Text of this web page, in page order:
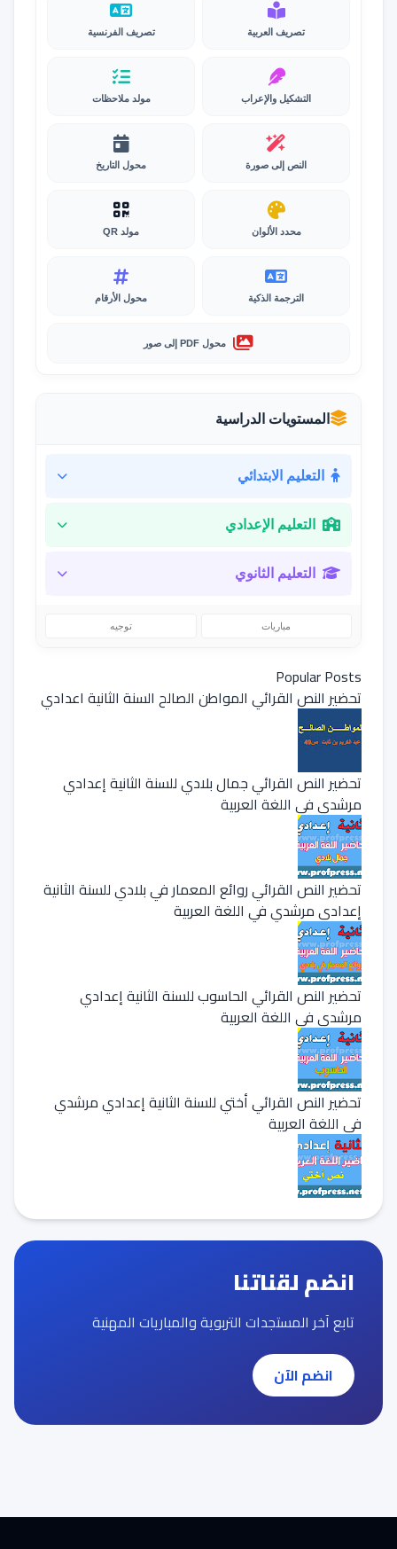
تصريف العربية تصريف الفرنسية
التشكيل والإعراب مولد ملاحظات
النص إلى صورة محول التاريخ
محدد الألوان مولد QR
الترجمة الذكية محول الأرقام
محول PDF إلى صور
المستويات الدراسية
التعليم الابتدائي
التعليم الإعدادي
التعليم الثانوي
مباريات توجيه
Popular Posts
تحضير النص القرائي المواطن الصالح السنة الثانية اعدادي
تحضير النص القرائي جمال بلادي للسنة الثانية إعدادي
مرشدي في اللغة العربية
تحضير النص القرائي روائع المعمار في بلادي للسنة الثانية
إعدادي مرشدي في اللغة العربية
تحضير النص القرائي الحاسوب للسنة الثانية إعدادي
مرشدي في اللغة العربية
تحضير النص القرائي أختي للسنة الثانية إعدادي مرشدي
في اللغة العربية
انضم لقناتنا
تابع آخر المستجدات التربوية والمباريات المهنية
انضم الآن